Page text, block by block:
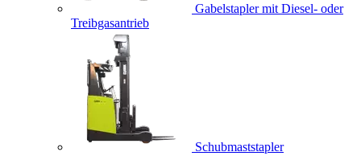
Gabelstapler mit Diesel- oder
Treibgasantrieb
Schubmaststapler